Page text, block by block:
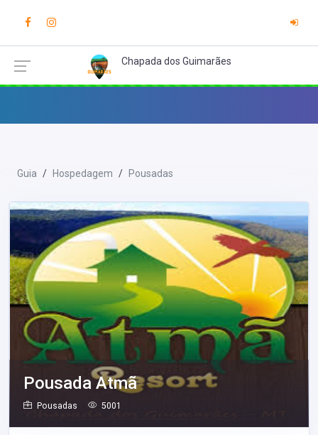
Chapada dos Guimarães
Guia Hospedagem Pousadas
Pousada Atmã
Pousadas 5001